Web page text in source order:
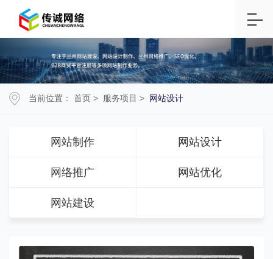
当前位置： 首页 > 服务项目 > 网站设计
网站制作 网站设计
网络推广 网站优化
网站建设